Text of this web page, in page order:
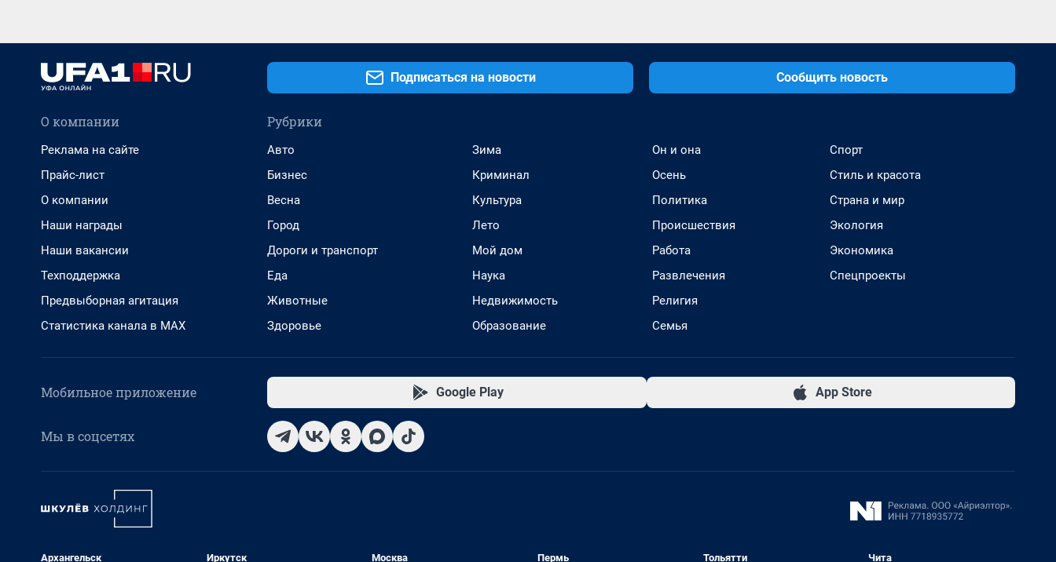
Подписаться на новости Сообщить новость
О компании
Реклама на сайте
Прайс-лист
О компании
Наши награды
Наши вакансии
Техподдержка
Предвыборная агитация
Статистика канала в MAX
Рубрики
Авто
Бизнес
Весна
Город
Дороги и транспорт
Еда
Животные
Здоровье
Зима
Криминал
Культура
Лето
Мой дом
Наука
Недвижимость
Образование
Он и она
Осень
Политика
Происшествия
Работа
Развлечения
Религия
Семья
Спорт
Стиль и красота
Страна и мир
Экология
Экономика
Спецпроекты
Мобильное приложение Google Play App Store
Мы в соцсетях
Архангельск Иркутск Москва Пермь Тольятти Чита